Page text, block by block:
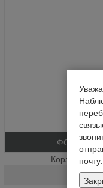
ФОТО
Корзинапочту.